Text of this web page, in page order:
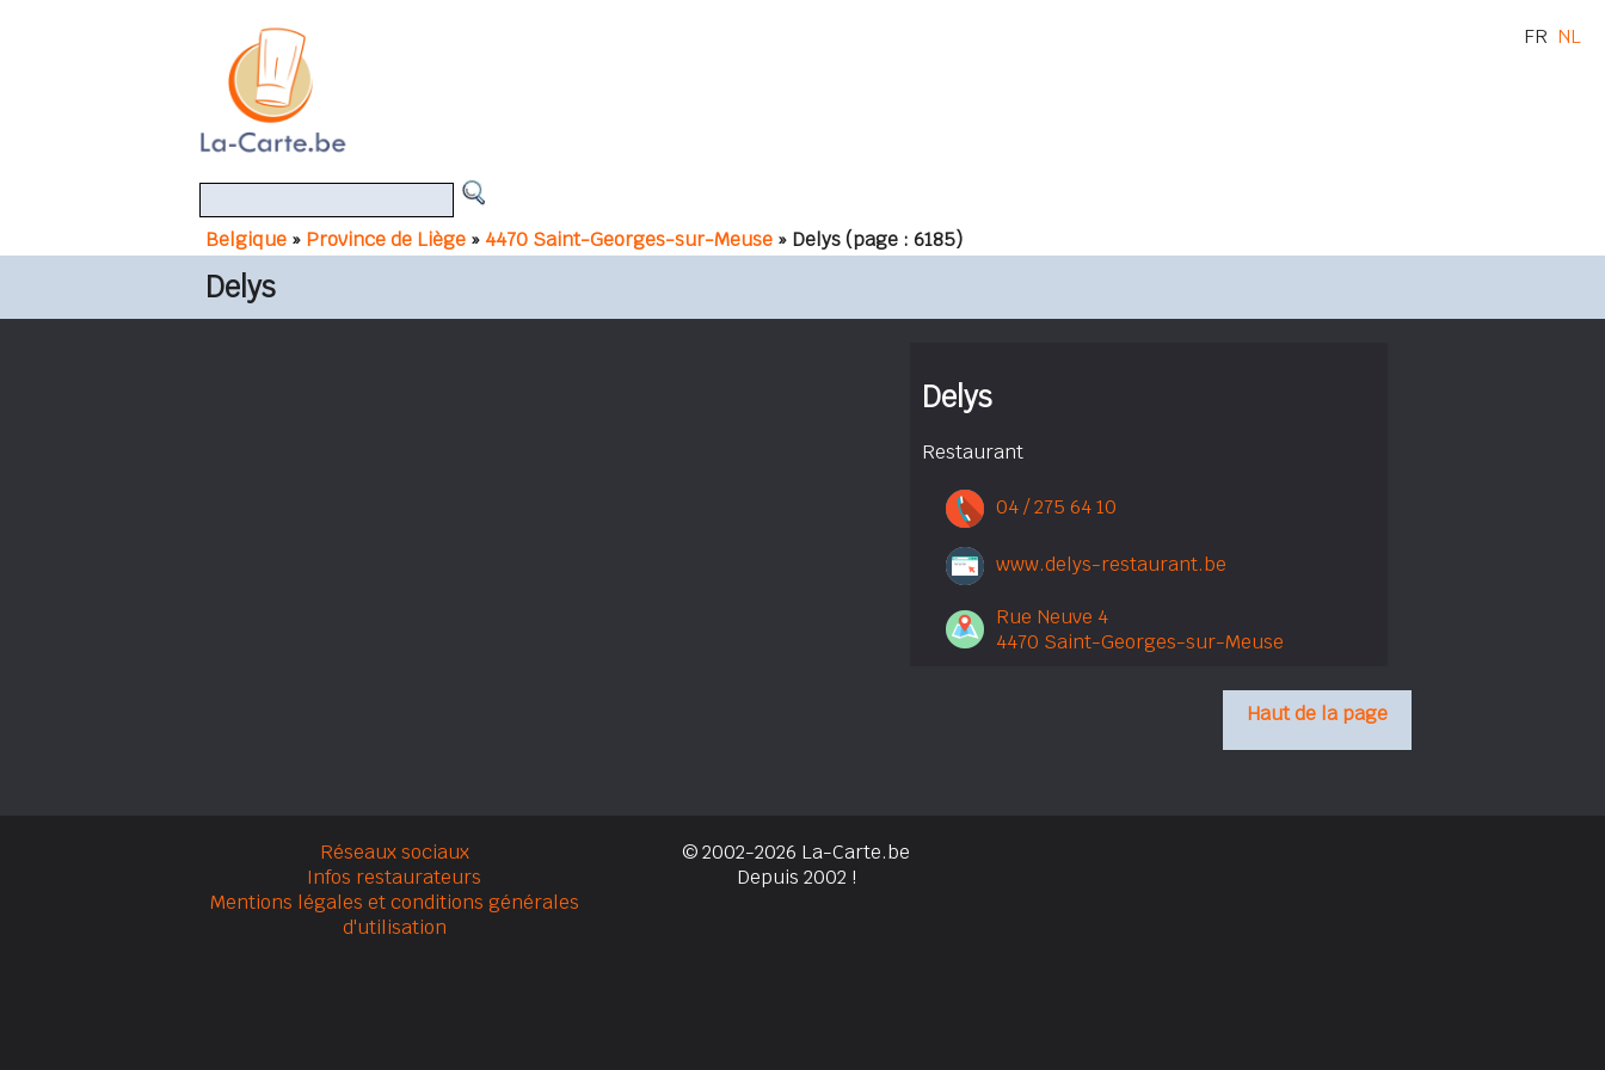
Belgique » Province de Liège »4470 Saint-Georges-sur-Meuse » Delys(page : 6185)
FR NL
Delys
Delys
Restaurant
04 / 275 64 10
www.delys-restaurant.be
Rue Neuve 4
4470 Saint-Georges-sur-Meuse
Haut de la page
Réseaux sociaux
Infos restaurateurs
Mentions légales et conditions générales
d'utilisation
© 2002-2026 La-Carte.be
Depuis 2002 !